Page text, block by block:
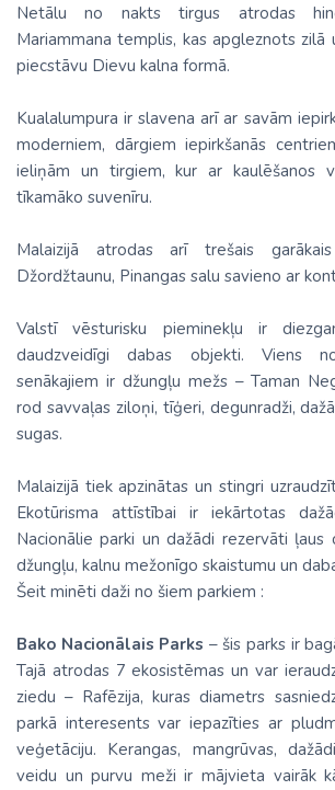
Netālu no nakts tirgus atrodas
Mariammana templis, kas apgleznots zilā
piecstāvu Dievu kalna formā.
Kualalumpura ir slavena arī ar savām
moderniem, dārgiem iepirkšanās
ieliņām un tirgiem, kur ar kaulēšanos
tīkamāko suvenīru.
Malaizijā atrodas arī trešais
Džordžtaunu, Pinangas salu savieno ar
Valstī vēsturisku pieminekļu ir
daudzveidīgi dabas objekti. Viens
senākajiem ir džungļu mežs – Taman
rod savvaļas ziloņi, tīģeri, degunradži,
sugas.
Malaizijā tiek apzinātas un stingri
Ekotūrisma attīstībai ir iekārtotas
Nacionālie parki un dažādi rezervāti ļaus
džungļu, kalnu mežonīgo skaistumu un
Šeit minēti daži no šiem parkiem :
Bako Nacionālais Parks – šis parks ir
Tajā atrodas 7 ekosistēmas un var
ziedu – Rafēzija, kuras diametrs
parkā interesents var iepazīties ar
veģetāciju. Kerangas, mangrūvas,
veidu un purvu meži ir mājvieta vairāk